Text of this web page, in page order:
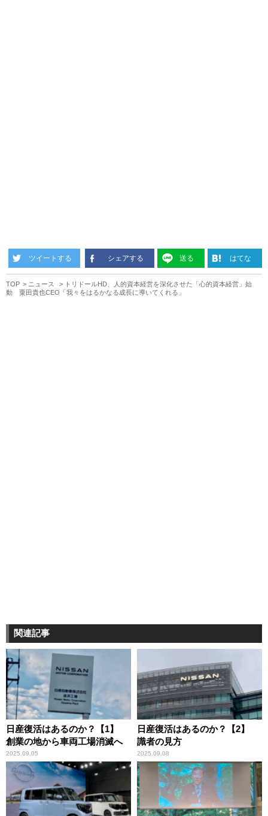
ツイートする シェアする 送る はてな
TOP ニュース
トリドールHD、人的資本経営を深化させた「心的資本経営」始
動 粟田貴也CEO「我々をはるかなる成長に導いてくれる」
関連記事
日産復活はあるのか？【1】
創業の地から車両工場消滅へ
2025.09.05
日産復活はあるのか？【2】
識者の見方
2025.09.08